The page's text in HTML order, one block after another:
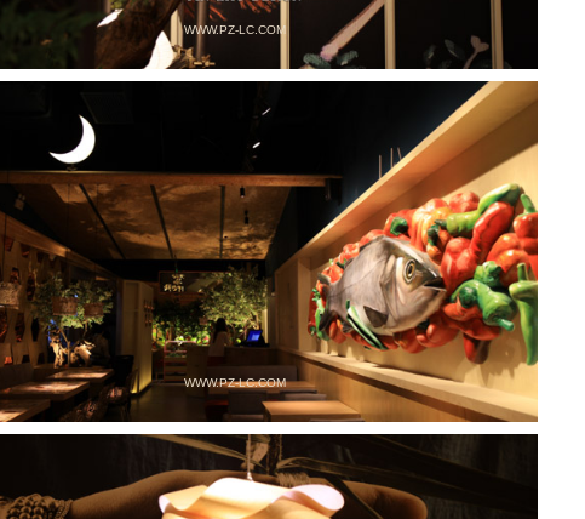
WWW.PZ-LC.COM
WWW.PZ-LC.COM